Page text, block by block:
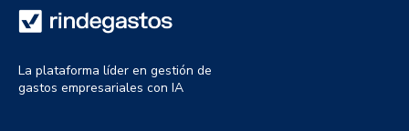
La plataforma líder en gestión de
gastos empresariales con IA